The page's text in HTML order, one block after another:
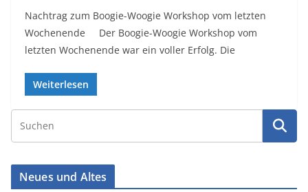
Nachtrag zum Boogie-Woogie Workshop vom letzten
Wochenende Der Boogie-Woogie Workshop vom
letzten Wochenende war ein voller Erfolg. Die
Weiterlesen
Neues und Altes